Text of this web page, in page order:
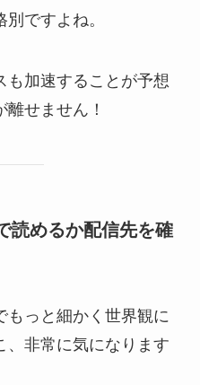
ですよね。
も加速することが予想
せません！
読めるか配信先を確
もっと細かく世界観に
、非常に気になります